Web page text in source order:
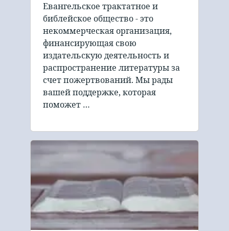
Евангельское трактатное и
библейское общество - это
некоммерческая организация,
финансирующая свою
издательскую деятельность и
распространение литературы за
счет пожертвований. Мы рады
вашей поддержке, которая
поможет …